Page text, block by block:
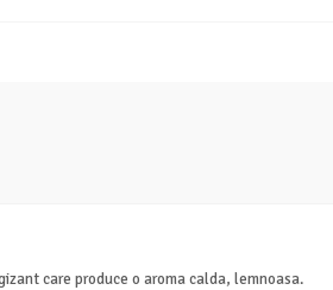
care produce o aroma calda, lemnoasa.